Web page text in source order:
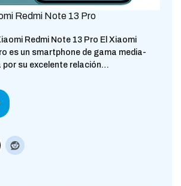
Redmi Note 13 Pro
Redmi Note 13 Pro El Xiaomi
es un smartphone de gama media-
por su excelente relación…